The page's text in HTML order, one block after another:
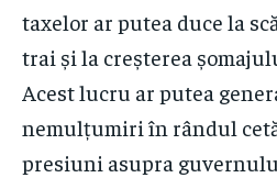
taxelor ar putea duce la
trai și la creșterea
Acest lucru ar putea
nemulțumiri în rândul
presiuni asupra